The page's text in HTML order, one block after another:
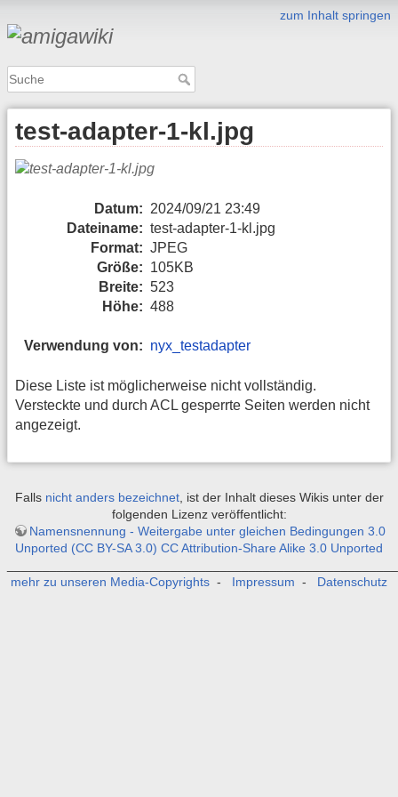
zum Inhalt springen
test-adapter-1-kl.jpg
Datum: 2024/09/21 23:49
Dateiname: test-adapter-1-kl.jpg
Format: JPEG
Größe: 105KB
Breite: 523
Höhe: 488
Verwendung von: nyx_testadapter
Diese Liste ist möglicherweise nicht vollständig.
Versteckte und durch ACL gesperrte Seiten werden nicht
angezeigt.
Falls nicht anders bezeichnet, ist der Inhalt dieses Wikis unter der
folgenden Lizenz veröffentlicht:
Namensnennung - Weitergabe unter gleichen Bedingungen 3.0
Unported (CC BY-SA 3.0) CC Attribution-Share Alike 3.0 Unported
mehr zu unseren Media-Copyrights - Impressum - Datenschutz